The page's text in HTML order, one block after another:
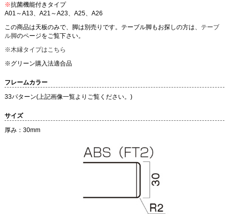
※抗菌機能付きタイプ
A01～A13、A21～A23、A25、A26
この商品は天板のみで、脚は別売りです。テーブル脚もお探しの方は、 テーブ
ル脚のページをご覧下さい。
※木縁タイプはこちら
※グリーン購入法適合品
フレームカラー
33パターン(上記画像一覧よりご覧ください。)
サイズ
厚み：30mm